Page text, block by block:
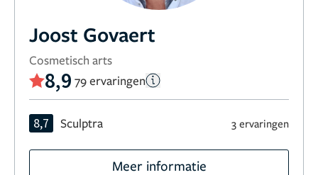
Joost Govaert
Cosmetisch arts
8,9 79 ervaringen
8,7 Sculptra 3 ervaringen
Meer informatie